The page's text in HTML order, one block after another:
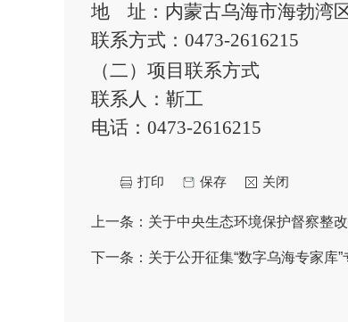
地 址：内蒙古乌海市海勃湾
联系方式：0473-2616215
（二）项目联系方式
联系人： 靳工
电话：0473-2616215
关闭
保存
打印
上一条： 关于中央生态环境保护督察整
下一条： 关于公开征集“数字乌海专家库”